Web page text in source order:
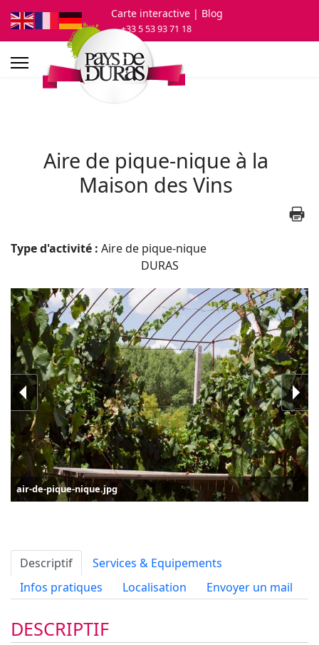
Carte interactive| Blog
+33 5 53 93 71 18
Aire de pique-nique à la
Maison des Vins
Type d'activité : Aire de pique-nique
DURAS
air-de-pique-nique.jpg
Descriptif
Services & Equipements
Infos pratiques
Localisation Envoyer un mail
DESCRIPTIF